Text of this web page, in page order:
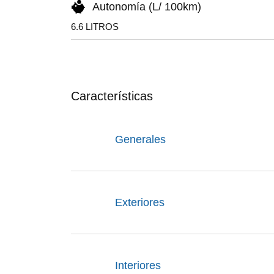
Autonomía (L/ 100km)
6.6 LITROS
Características
Generales
Exteriores
Interiores